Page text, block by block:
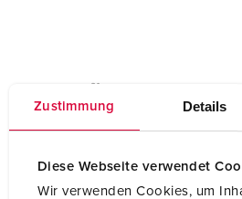
Zustimmung Details
Diese Webseite verwendet
Wir verwenden Cookies, um